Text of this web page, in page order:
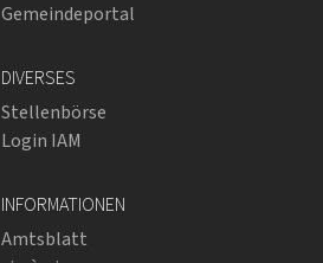
Gemeindeportal
DIVERSES
Stellenbörse
Login IAM
INFORMATIONEN
Amtsblatt